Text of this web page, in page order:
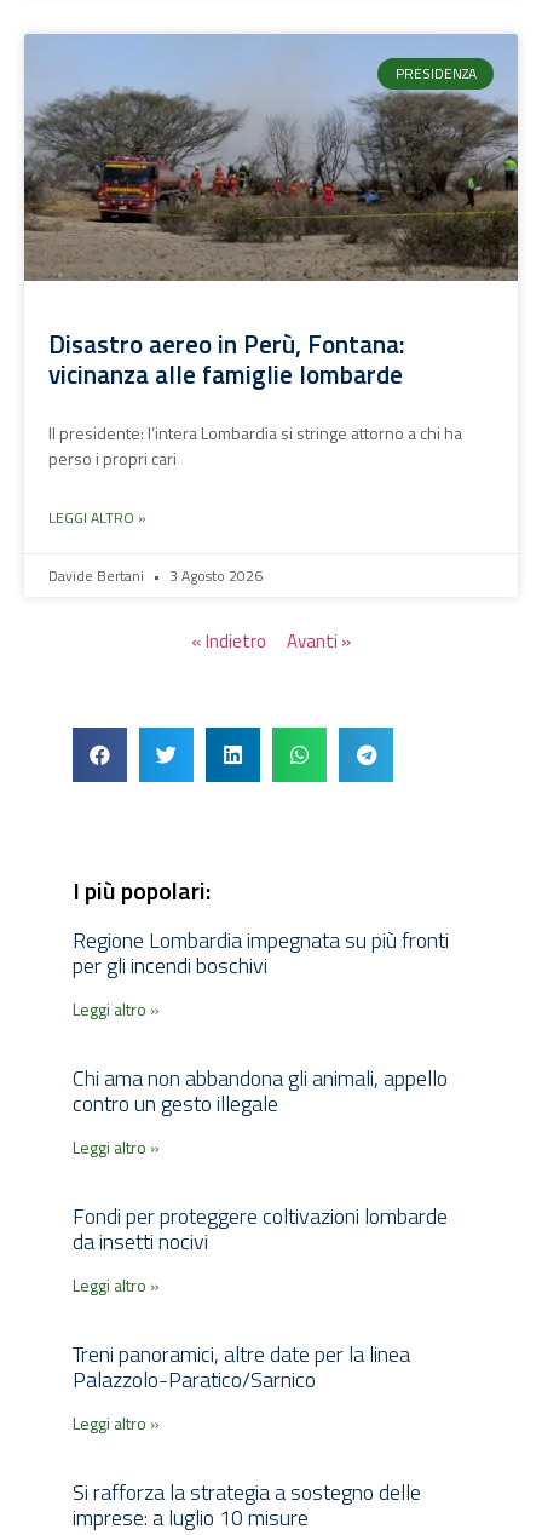
PRESIDENZA
Disastro aereo in Perù, Fontana:
vicinanza alle famiglie lombarde
Il presidente: l’intera Lombardia si stringe attorno a chi ha
perso i propri cari
LEGGI ALTRO »
Davide Bertani 3 Agosto 2026
« Indietro Avanti »
I più popolari:
Regione Lombardia impegnata su più fronti
per gli incendi boschivi
Leggi altro »
Chi ama non abbandona gli animali, appello
contro un gesto illegale
Leggi altro »
Fondi per proteggere coltivazioni lombarde
da insetti nocivi
Leggi altro »
Treni panoramici, altre date per la linea
Palazzolo-Paratico/Sarnico
Leggi altro »
Si rafforza la strategia a sostegno delle
imprese: a luglio 10 misure